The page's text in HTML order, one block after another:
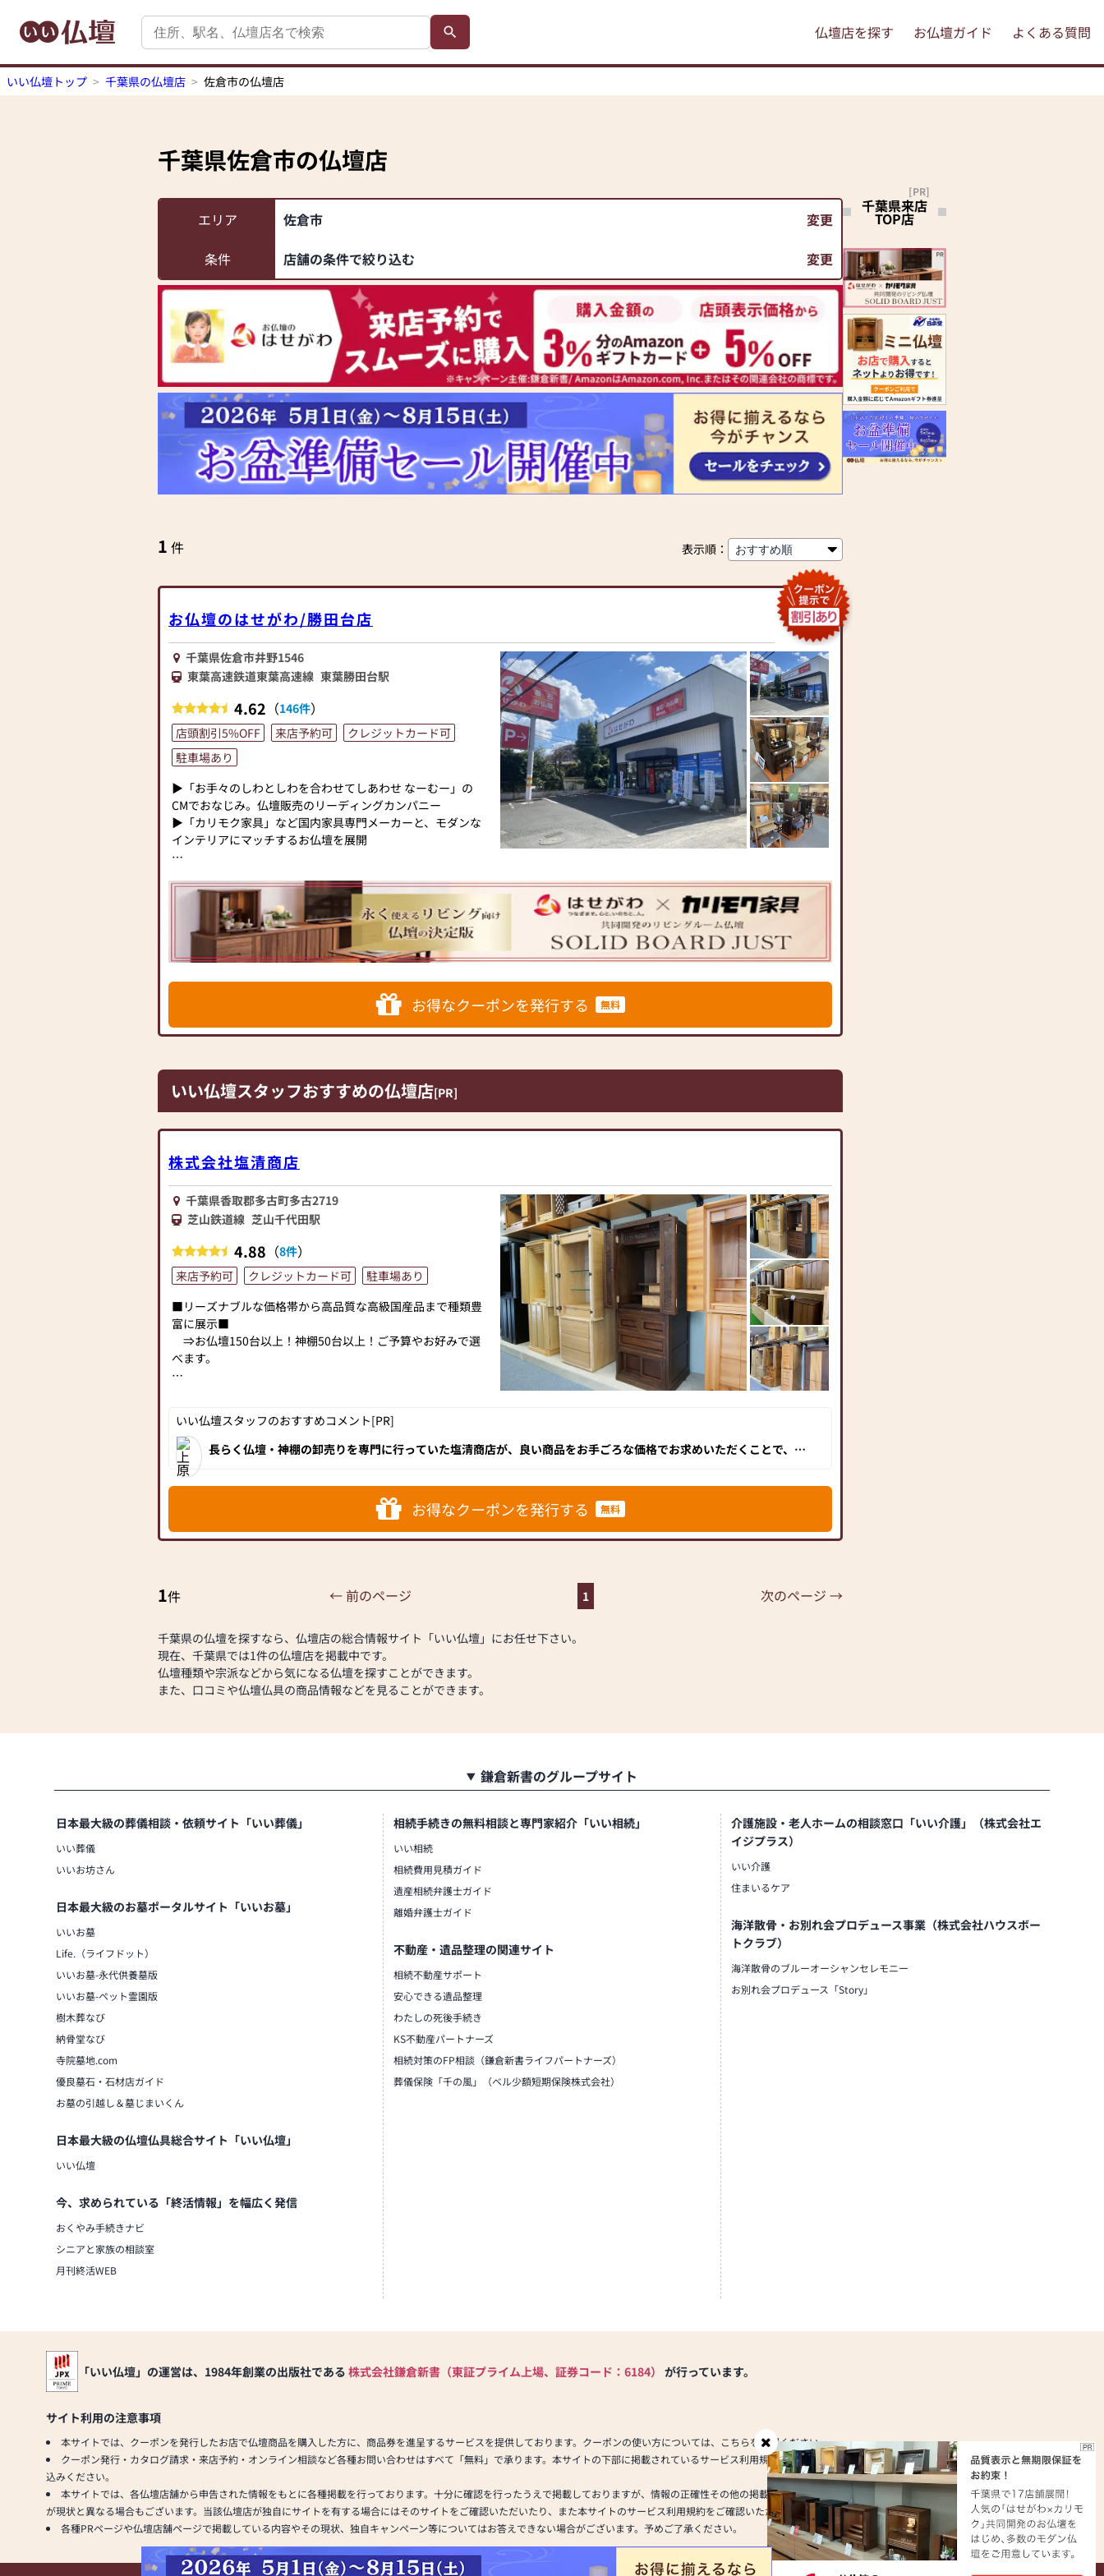
仏壇店を探す お仏壇ガイド よくある質問
いい仏壇トップ 千葉県の仏壇店 佐倉市の仏壇店
千葉県佐倉市の仏壇店
エリア 佐倉市 変更
条件 店舗の条件で絞り込む 変更
1 件 表示順：
お仏壇のはせがわ/勝田台店
千葉県佐倉市井野1546
東葉高速鉄道東葉高速線 東葉勝田台駅
4.62 （146件）
店頭割引5%OFF 来店予約可
クレジットカード可
駐車場あり
▶「お手々のしわとしわを合わせてしあわせ なーむー」の
CMでおなじみ。仏壇販売のリーディングカンパニー
▶「カリモク家具」など国内家具専門メーカーと、モダンな
インテリアにマッチするお仏壇を展開
国内130店舗以上のスケールメリットと東証上場の信頼。創
業以来、親切・丁寧な説明と対応を心がけ、年間約25,000基
のお仏壇、約3,000基のお墓を納めています。「お仏壇のは
せがわ」では、さまざまな供養（対話の場づくり）の形をご
提案しております。ご自身、ご家族にあった供養の形につい
お気軽にご相談ください。店内にはお仏壇・お仏具・お位
牌・お線香・お念珠等、豊富にご用意しております。1,000
種類以上の組み合わせの中からお客様に合ったお仏壇・お仏
≪「カリモク家具」との協同開発≫
お仏壇のはせがわは、日本を代表する家具メーカー「カリモ
ク家具」との協同開発で、現代の住宅にあったモダンなお仏
壇を作っています。他にも国内の家具専門メーカーと作り上
しいカタチを提案します。
≪はせがわ店舗サービスのご案内≫
●仏壇・仏具・お墓・相続・遺品整理のご相談
さい)
●お電話(ご相談や商品のご注文を承ります。お電話時に「い
い仏壇を見た」とお伝えください)
●訪問(はせがわの専門スタッフがご相談や商品ご購入のお手
続きを致します)
≪お仏壇のはせがわよりお客様へ≫
「仏壇や仏具をお探しでしたら、ぜひお仏壇のはせがわにお
仏壇には様々な種類がございます。伝統的な木製の仏壇やモ
ダンなデザインの仏壇、またコンパクトなサイズの仏壇な
ど、お客様のご要望に合わせて選ぶことができます。仏壇の
素材や彫刻、仏像の種類も豊富にご用意しておりますので、
心からご供養いただける仏壇を見つけていただけます。
さらに、仏具も充実しております。位牌や線香、ろうそくや
花立てなど、お仏壇のセットや個別のアイテムも豊富に揃え
ております。お好みやご自宅のお仏壇に合わせて、お求めい
ず、お求めやすい価格を実現しています。お客様に長くご利
ので、安心してお買い物をお楽しみいただけます。
また、スタッフ一同、お客様のご要望に丁寧にお応えいたし
ます。お仏壇や仏具に関するご質問やご相談にも親身にお答
えし、最適なアドバイスをいたします。お客様のご満足度を
最優先に考え、心からのおもてなしを提供いたします。
お手伝いさせていただきます。ぜひ一度、当店にお越しくだ
お得なクーポンを発行する 無料
いい仏壇スタッフおすすめの仏壇店[PR]
株式会社塩清商店
千葉県香取郡多古町多古2719
芝山鉄道線 芝山千代田駅
4.88 （8件）
来店予約可 クレジットカード可
駐車場あり
■リーズナブルな価格帯から高品質な高級国産品まで種類豊
富に展示■
⇒お仏壇150台以上！神棚50台以上！ご予算やお好みで選
べます。
お求めやすいリーズナブルな商品から良質な国産品まで、豊
富な種類とサイズを取り揃えていますので、ご予算やお好み
で選べます。
お買い上げ後も安心の万全サポート！
丁寧なご提案と接客を心掛けておりますので、どうぞお気軽
人気のモダン仏壇、モダン仏具を展示しています。
▼仏壇・仏具
仏間などの鴨居、柱と柱の間に隙間なくピッタリ収まり転倒
人気のモダン仏壇から、黒檀・紫檀、銘木の屋久杉、欅を使
それぞれのお仏壇に最適な仏具も品揃え豊富に取り扱ってい
オリジナル神棚、木曽桧、桧、屋久杉、本欅などの材質、一
社、三社、五社、神殿、入母屋、切妻などの豊富な種類、サ
丁寧な造りでご好評いただいております。
ご質問やご不安などがありましたらお気軽にご相談くださ
専門知識豊かなスタッフが仏事全般に親切丁寧にしっかりと
お仏壇の納品後も丁寧なアフターケアを実施し、修理やお客
様のニーズに合わせ特注品にも対応しています。
いい仏壇スタッフのおすすめコメント[PR]
長らく仏壇・神棚の卸売りを専門に行っていた塩清商店が、良い商品をお手ごろな価格でお求めいただくことで、地
域の皆様に少しでも貢献したいとの想いから地元の香取郡多古町にショールームをオープン。卸売りだから出来る品
お得なクーポンを発行する 無料
1件 ← 前のページ 1 次のページ →
千葉県の仏壇を探すなら、仏壇店の総合情報サイト「いい仏壇」にお任せ下さい。
現在、千葉県では1件の仏壇店を掲載中です。
仏壇種類や宗派などから気になる仏壇を探すことができます。
また、口コミや仏壇仏具の商品情報などを見ることができます。
千葉県来店
TOP店
[PR]
鎌倉新書のグループサイト
日本最大級の葬儀相談・依頼サイト「いい葬儀」
いい葬儀
いいお坊さん
日本最大級のお墓ポータルサイト「いいお墓」
いいお墓
Life.（ライフドット）
いいお墓-永代供養墓版
いいお墓-ペット霊園版
樹木葬なび
納骨堂なび
寺院墓地.com
優良墓石・石材店ガイド
お墓の引越し＆墓じまいくん
日本最大級の仏壇仏具総合サイト「いい仏壇」
いい仏壇
今、求められている「終活情報」を幅広く発信
おくやみ手続きナビ
シニアと家族の相談室
月刊終活WEB
相続手続きの無料相談と専門家紹介「いい相続」
いい相続
相続費用見積ガイド
遺産相続弁護士ガイド
離婚弁護士ガイド
不動産・遺品整理の関連サイト
相続不動産サポート
安心できる遺品整理
わたしの死後手続き
KS不動産パートナーズ
相続対策のFP相談（鎌倉新書ライフパートナーズ）
葬儀保険「千の風」（ベル少額短期保険株式会社）
介護施設・老人ホームの相談窓口「いい介護」（株式会社エ
イジプラス）
いい介護
住まいるケア
海洋散骨・お別れ会プロデュース事業（株式会社ハウスボー
トクラブ）
海洋散骨のブルーオーシャンセレモニー
お別れ会プロデュース「Story」
「いい仏壇」の運営は、1984年創業の出版社である 株式会社鎌倉新書（東証プライム上場、証券コード：6184） が行っています。
サイト利用の注意事項
本サイトでは、クーポンを発行したお店で仏壇商品を購入した方に、商品券を進呈するサービスを提供しております。クーポンの使い方については、こちらを参照ください。
クーポン発行・カタログ請求・来店予約・オンライン相談など各種お問い合わせはすべて「無料」で承ります。本サイトの下部に掲載されているサービス利用規約及びプライバシーポリシーにご同意いただいたうえで、お申し
込みください。
本サイトでは、各仏壇店舗から申告された情報をもとに各種掲載を行っております。十分に確認を行ったうえで掲載しておりますが、情報の正確性その他の掲載内容を弊社が保証するものではなく、価格改定等により掲載情報
が現状と異なる場合もございます。当該仏壇店が独自にサイトを有する場合にはそのサイトをご確認いただいたり、また本サイトのサービス利用規約をご確認いただいた上でのご利用をお願いいたします。
各種PRページや仏壇店舗ページで掲載している内容やその現状、独自キャンペーン等についてはお答えできない場合がございます。予めご了承ください。